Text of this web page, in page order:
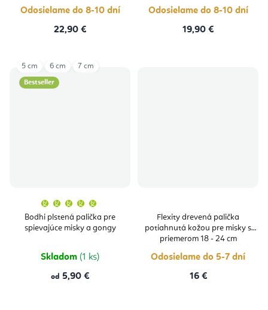
Odosielame do 8-10 dní
22,90 €
Odosielame do 8-10 dní
19,90 €
Bestseller
Bodhi plstená palička pre
spievajúce misky a gongy
produktu
je
5,0
Skladom (1 ks)
od 5,90 €
5 cm 6 cm 7 cm
Flexity drevená palička
potiahnutá kožou pre misky s
priemerom 18 - 24 cm
Odosielame do 5-7 dní
16 €